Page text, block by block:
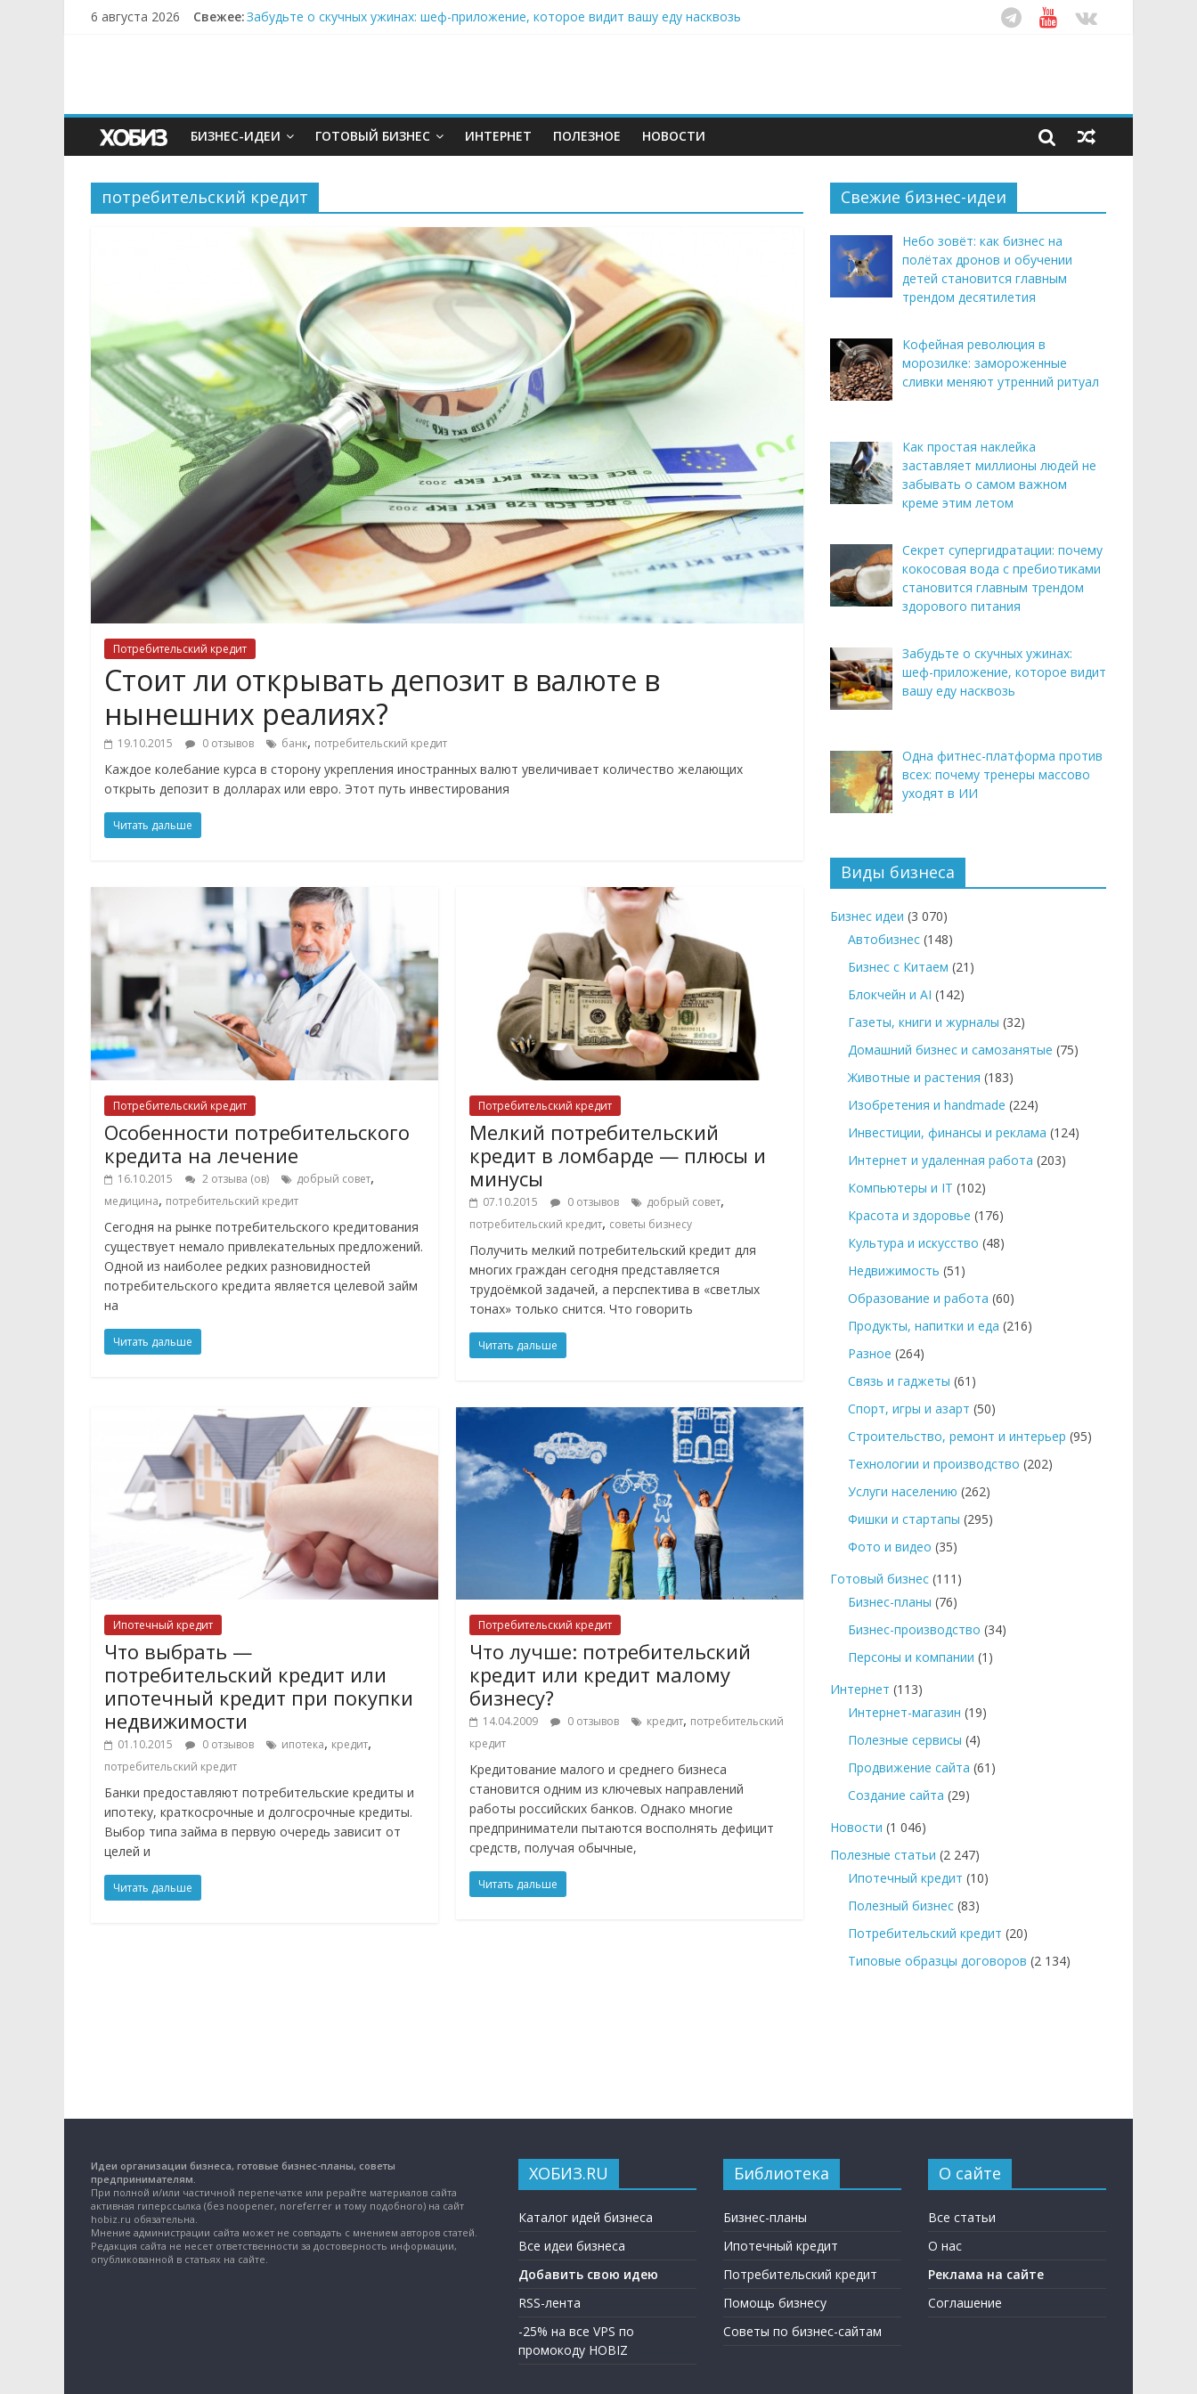
6 августа 2026 Свежее:Забудьте о скучных ужинах: шеф-приложение, которое видит вашу еду насквозь
БИЗНЕС-ИДЕИ ГОТОВЫЙ БИЗНЕС ИНТЕРНЕТ ПОЛЕЗНОЕ НОВОСТИ
потребительский кредит
Потребительский кредит
Стоит ли открывать депозит в валюте в
нынешних реалиях?
19.10.2015 0 отзывов банк, потребительский кредит
Каждое колебание курса в сторону укрепления иностранных валют увеличивает количество желающих
открыть депозит в долларах или евро. Этот путь инвестирования
Читать дальше
Потребительский кредит
Особенности потребительского
кредита на лечение
16.10.2015 2 отзыва (ов) добрый совет,
медицина, потребительский кредит
Сегодня на рынке потребительского кредитования
существует немало привлекательных предложений.
Одной из наиболее редких разновидностей
потребительского кредита является целевой займ
на
Читать дальше
Потребительский кредит
Мелкий потребительский
кредит в ломбарде — плюсы и
минусы
07.10.2015 0 отзывов добрый совет,
потребительский кредит, советы бизнесу
Получить мелкий потребительский кредит для
многих граждан сегодня представляется
трудоёмкой задачей, а перспектива в «светлых
тонах» только снится. Что говорить
Читать дальше
Ипотечный кредит
Что выбрать —
потребительский кредит или
ипотечный кредит при покупки
недвижимости
01.10.2015 0 отзывов ипотека, кредит,
потребительский кредит
Банки предоставляют потребительские кредиты и
ипотеку, краткосрочные и долгосрочные кредиты.
Выбор типа займа в первую очередь зависит от
целей и
Читать дальше
Потребительский кредит
Что лучше: потребительский
кредит или кредит малому
бизнесу?
14.04.2009 0 отзывов кредит, потребительский
кредит
Кредитование малого и среднего бизнеса
становится одним из ключевых направлений
работы российских банков. Однако многие
предприниматели пытаются восполнять дефицит
средств, получая обычные,
Читать дальше
Свежие бизнес-идеи
Небо зовёт: как бизнес на
полётах дронов и обучении
детей становится главным
трендом десятилетия
Кофейная революция в
морозилке: замороженные
сливки меняют утренний ритуал
Как простая наклейка
заставляет миллионы людей не
забывать о самом важном
креме этим летом
Секрет супергидратации: почему
кокосовая вода с пребиотиками
становится главным трендом
здорового питания
Забудьте о скучных ужинах:
шеф-приложение, которое видит
вашу еду насквозь
Одна фитнес-платформа против
всех: почему тренеры массово
уходят в ИИ
Виды бизнеса
Бизнес идеи (3 070)
Автобизнес (148)
Бизнес с Китаем (21)
Блокчейн и AI (142)
Газеты, книги и журналы (32)
Домашний бизнес и самозанятые (75)
Животные и растения (183)
Изобретения и handmade (224)
Инвестиции, финансы и реклама (124)
Интернет и удаленная работа (203)
Компьютеры и IT (102)
Красота и здоровье (176)
Культура и искусство (48)
Недвижимость (51)
Образование и работа (60)
Продукты, напитки и еда (216)
Разное (264)
Связь и гаджеты (61)
Спорт, игры и азарт (50)
Строительство, ремонт и интерьер (95)
Технологии и производство (202)
Услуги населению (262)
Фишки и стартапы (295)
Фото и видео (35)
Готовый бизнес (111)
Бизнес-планы (76)
Бизнес-производство (34)
Персоны и компании (1)
Интернет (113)
Интернет-магазин (19)
Полезные сервисы (4)
Продвижение сайта (61)
Создание сайта (29)
Новости (1 046)
Полезные статьи (2 247)
Ипотечный кредит (10)
Полезный бизнес (83)
Потребительский кредит (20)
Типовые образцы договоров (2 134)
Идеи организации бизнеса, готовые бизнес-планы, советы
предпринимателям.
При полной и/или частичной перепечатке или рерайте материалов сайта
активная гиперссылка (без noopener, noreferrer и тому подобного) на сайт
hobiz.ru обязательна.
Мнение администрации сайта может не совпадать с мнением авторов статей.
Редакция сайта не несет ответственности за достоверность информации,
опубликованной в статьях на сайте.
ХОБИЗ.RU
Каталог идей бизнеса
Все идеи бизнеса
Добавить свою идею
RSS-лента
-25% на все VPS по
промокоду HOBIZ
Библиотека
Бизнес-планы
Ипотечный кредит
Потребительский кредит
Помощь бизнесу
Советы по бизнес-сайтам
О сайте
Все статьи
О нас
Реклама на сайте
Соглашение